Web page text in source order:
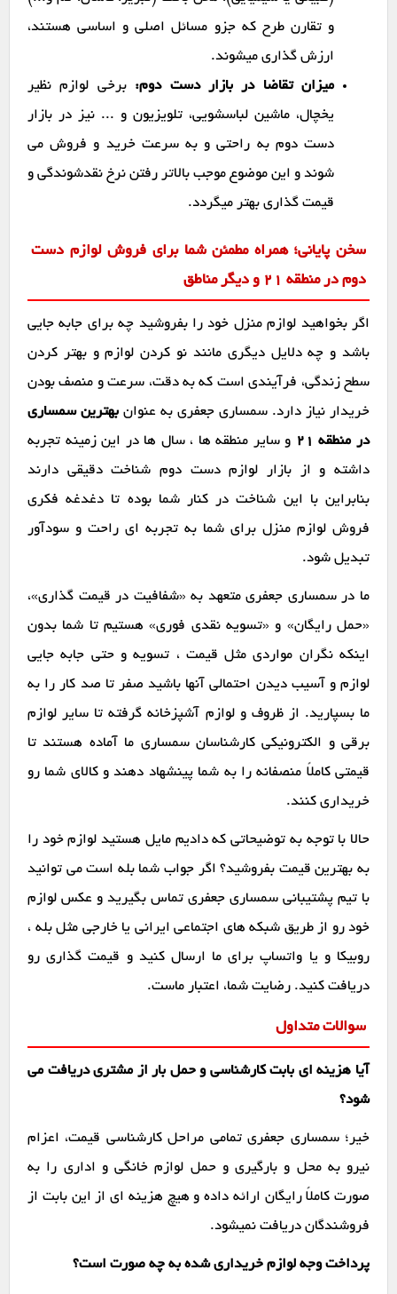
و تقارن طرح که جزو مسائل اصلی و اساسی هستند،
ارزش گذاری میشوند.
میزان تقاضا در بازار دست دوم: برخی لوازم نظیر
یخچال، ماشین لباسشویی، تلویزیون و ... نیز در بازار
دست دوم به راحتی و به سرعت خرید و فروش می
شوند و این موضوع موجب بالاتر رفتن نرخ نقدشوندگی و
قیمت گذاری بهتر میگردد.
سخن پایانی؛ همراه مطمئن شما برای فروش لوازم دست
دوم در منطقه 21 و دیگر مناطق
اگر بخواهید لوازم منزل خود را بفروشید چه برای جابه جایی
باشد و چه دلایل دیگری مانند نو کردن لوازم و بهتر کردن
سطح زندگی، فرآیندی است که به دقت، سرعت و منصف بودن
خریدار نیاز دارد. سمساری جعفری به عنوان بهترین سمساری
در منطقه 21
و سایر منطقه ها ، سال ها در این زمینه تجربه
داشته و از بازار لوازم دست دوم شناخت دقیقی دارند
بنابراین با این شناخت در کنار شما بوده تا دغدغه فکری
فروش لوازم منزل برای شما به تجربه ای راحت و سودآور
تبدیل شود.
ما در سمساری جعفری متعهد به «شفافیت در قیمت گذاری»،
«حمل رایگان» و «تسویه نقدی فوری» هستیم تا شما بدون
اینکه نگران مواردی مثل قیمت ، تسویه و حتی جابه جایی
لوازم و آسیب دیدن احتمالی آنها باشید صفر تا صد کار را به
ما بسپارید. از ظروف و لوازم آشپزخانه گرفته تا سایر لوازم
برقی و الکترونیکی کارشناسان سمساری ما آماده هستند تا
قیمتی کاملاً منصفانه را به شما پینشهاد دهند و کالای شما رو
خریداری کنند.
حالا با توجه به توضیحاتی که دادیم مایل هستید لوازم خود را
به بهترین قیمت بفروشید؟ اگر جواب شما بله است می توانید
با تیم پشتیبانی سمساری جعفری تماس بگیرید و عکس لوازم
خود رو از طریق شبکه های اجتماعی ایرانی یا خارجی مثل بله ،
روبیکا و یا واتساپ برای ما ارسال کنید و قیمت گذاری رو
دریافت کنید. رضایت شما، اعتبار ماست.
سوالات متداول
آیا هزینه ای بابت کارشناسی و حمل بار از مشتری دریافت می
شود؟
خیر؛ سمساری جعفری تمامی مراحل کارشناسی قیمت، اعزام
نیرو به محل و بارگیری و حمل لوازم خانگی و اداری را به
صورت کاملاً رایگان ارائه داده و هیچ هزینه ای از این بابت از
فروشندگان دریافت نمیشود.
پرداخت وجه لوازم خریداری شده به چه صورت است؟